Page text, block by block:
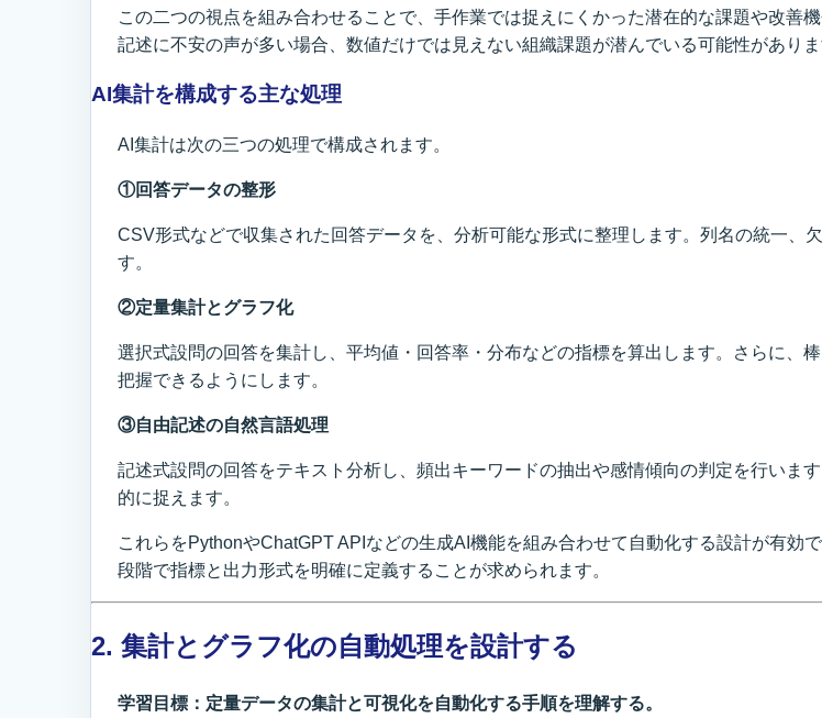
この二つの視点を組み合わせることで、手作業では捉えにくかった潜在的な課題や改善
記述に不安の声が多い場合、数値だけでは見えない組織課題が潜んでいる可能性がありま
AI集計を構成する主な処理
AI集計は次の三つの処理で構成されます。
①回答データの整形
CSV形式などで収集された回答データを、分析可能な形式に整理します。列名の統一、
す。
②定量集計とグラフ化
選択式設問の回答を集計し、平均値・回答率・分布などの指標を算出します。さらに、
把握できるようにします。
③自由記述の自然言語処理
記述式設問の回答をテキスト分析し、頻出キーワードの抽出や感情傾向の判定を行いま
的に捉えます。
これらをPythonやChatGPT APIなどの生成AI機能を組み合わせて自動化する設計が有
段階で指標と出力形式を明確に定義することが求められます。
2. 集計とグラフ化の自動処理を設計する
学習目標：定量データの集計と可視化を自動化する手順を理解する。